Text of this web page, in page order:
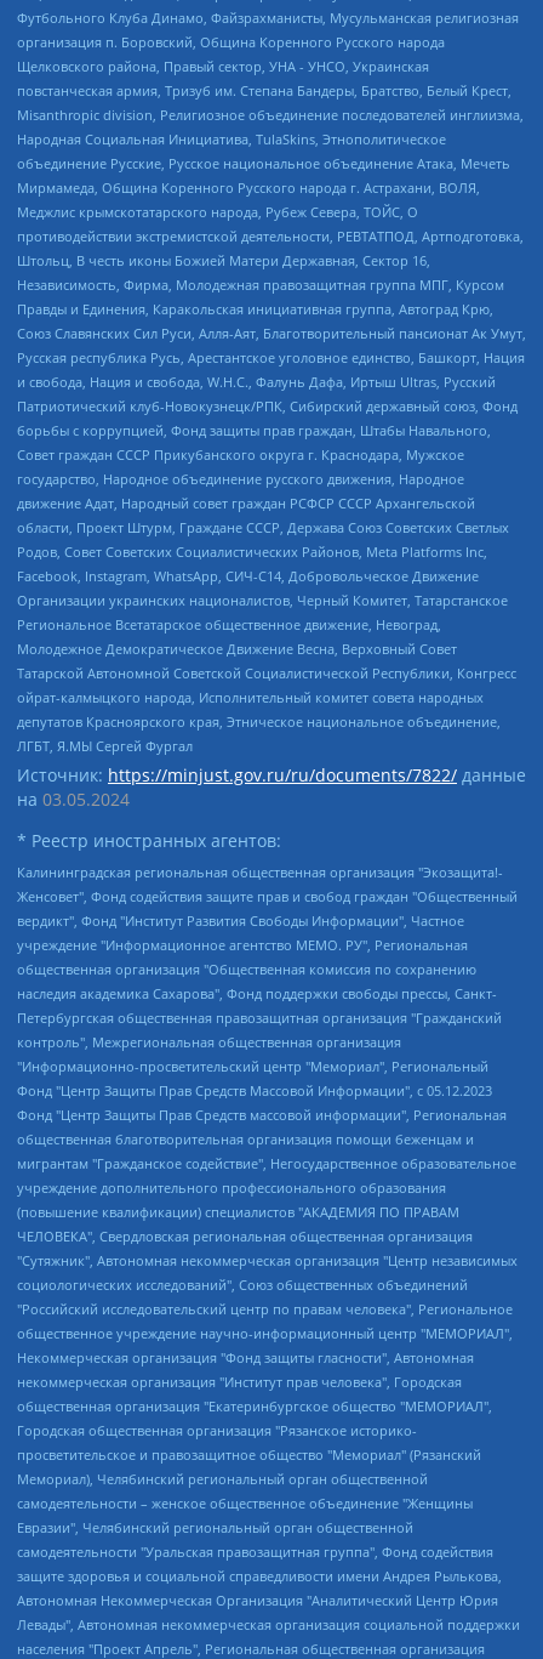
Футбольного Клуба Динамо, Файзрахманисты, Мусульманская религиозная
организация п. Боровский, Община Коренного Русского народа
Щелковского района, Правый сектор, УНА - УНСО, Украинская
повстанческая армия, Тризуб им. Степана Бандеры, Братство, Белый Крест,
Misanthropic division, Религиозное объединение последователей инглиизма,
Народная Социальная Инициатива, TulaSkins, Этнополитическое
объединение Русские, Русское национальное объединение Атака, Мечеть
Мирмамеда, Община Коренного Русского народа г. Астрахани, ВОЛЯ,
Меджлис крымскотатарского народа, Рубеж Севера, ТОЙС, О
противодействии экстремистской деятельности, РЕВТАТПОД, Артподготовка,
Штольц, В честь иконы Божией Матери Державная, Сектор 16,
Независимость, Фирма, Молодежная правозащитная группа МПГ, Курсом
Правды и Единения, Каракольская инициативная группа, Автоград Крю,
Союз Славянских Сил Руси, Алля-Аят, Благотворительный пансионат Ак Умут,
Русская республика Русь, Арестантское уголовное единство, Башкорт, Нация
и свобода, Нация и свобода, W.H.С., Фалунь Дафа, Иртыш Ultras, Русский
Патриотический клуб-Новокузнецк/РПК, Сибирский державный союз, Фонд
борьбы с коррупцией, Фонд защиты прав граждан, Штабы Навального,
Совет граждан СССР Прикубанского округа г. Краснодара, Мужское
государство, Народное объединение русского движения, Народное
движение Адат, Народный совет граждан РСФСР СССР Архангельской
области, Проект Штурм, Граждане СССР, Держава Союз Советских Светлых
Родов, Совет Советских Социалистических Районов, Meta Platforms Inc,
Facebook, Instagram, WhatsApp, СИЧ-С14, Добровольческое Движение
Организации украинских националистов, Черный Комитет, Татарстанское
Региональное Всетатарское общественное движение, Невоград,
Молодежное Демократическое Движение Весна, Верховный Совет
Татарской Автономной Советской Социалистической Республики, Конгресс
ойрат-калмыцкого народа, Исполнительный комитет совета народных
депутатов Красноярского края, Этническое национальное объединение,
ЛГБТ, Я.МЫ Сергей Фургал
Источник: https://minjust.gov.ru/ru/documents/7822/ данные
на 03.05.2024
* Реестр иностранных агентов:
Калининградская региональная общественная организация "Экозащита!-Женсовет", Фонд содействия защите прав и свобод граждан "Общественный вердикт", Фонд "Институт Развития Свободы Информации", Частное учреждение "Информационное агентство МЕМО. РУ", Региональная общественная организация "Общественная комиссия по сохранению наследия академика Сахарова", Фонд поддержки свободы прессы, Санкт-Петербургская общественная правозащитная организация "Гражданский контроль", Межрегиональная общественная организация "Информационно-просветительский центр "Мемориал", Региональный Фонд "Центр Защиты Прав Средств Массовой Информации", с 05.12.2023 Фонд "Центр Защиты Прав Средств массовой информации", Региональная общественная благотворительная организация помощи беженцам и мигрантам "Гражданское содействие", Негосударственное образовательное учреждение дополнительного профессионального образования (повышение квалификации) специалистов "АКАДЕМИЯ ПО ПРАВАМ ЧЕЛОВЕКА", Свердловская региональная общественная организация "Сутяжник", Автономная некоммерческая организация "Центр независимых социологических исследований", Союз общественных объединений "Российский исследовательский центр по правам человека", Региональное общественное учреждение научно-информационный центр "МЕМОРИАЛ", Некоммерческая организация "Фонд защиты гласности", Автономная некоммерческая организация "Институт прав человека", Городская общественная организация "Екатеринбургское общество "МЕМОРИАЛ", Городская общественная организация "Рязанское историко-просветительское и правозащитное общество "Мемориал" (Рязанский Мемориал), Челябинский региональный орган общественной самодеятельности – женское общественное объединение "Женщины Евразии", Челябинский региональный орган общественной самодеятельности "Уральская правозащитная группа", Фонд содействия защите здоровья и социальной справедливости имени Андрея Рылькова, Автономная Некоммерческая Организация "Аналитический Центр Юрия Левады", Автономная некоммерческая организация социальной поддержки населения "Проект Апрель", Региональная общественная организация помощи женщинам и детям, находящимся в кризисной ситуации "Информационно-методический центр "Анна", Фонд содействия развитию массовых коммуникаций и правовому просвещению "Так-так-Так", Фонд содействия устойчивому развитию "Серебряная тайга", Свердловский региональный общественный фонд социальных проектов "Новое время", "Idel.Реалии", Кавказ.Реалии, Крым.Реалии, Телеканал Настоящее Время, Татаро-башкирская служба Радио Свобода (Azatliq Radiosi), Радио Свободная Европа/Радио Свобода (PCE/PC), "Сибирь.Реалии", "Фактограф", Благотворительный фонд помощи осужденным и их семьям, Автономная некоммерческая организация "Институт глобализации и социальных движений", Фонд "В защиту прав заключенных", Частное учреждение "Центр поддержки и содействия развитию средств массовой информации", Пензенский региональный общественный благотворительный фонд "Гражданский союз", "Север.Реалии", Некоммерческая организация Фонд "Правовая инициатива", Общество с ограниченной ответственностью "Радио Свободная Европа/Радио Свобода", Чешское информационное агентство "MEDIUM-ORIENT", Красноярская региональная общественная организация "Мы против СПИДа", Камалягин Денис Николаевич, Маркелов Сергей Евгеньевич, Пономарев Лев Александрович, Савицкая Людмила Алексеевна, Автономная некоммерческая организация "Центр по работе с проблемой насилия "НАСИЛИЮ.НЕТ", Межрегиональный профессиональный союз работников здравоохранения "Альянс врачей", Юридическое лицо, зарегистрированное в Латвийской Республике, SIA "Medusa Project" (регистрационный номер 40103797863, дата регистрации 10.06.2014), Некоммерческая организация "Фонд по борьбе с коррупцией", Автономная некоммерческая организация "Институт права и публичной политики", Баданин Роман Сергеевич, Гликин Максим Александрович, Железнова Мария Михайловна, Лукьянова Юлия Сергеевна, Маетная Елизавета Витальевна, Маняхин Петр Борисович, Чуракова Ольга Владимировна, Ярош Юлия Петровна, Юридическое лицо "The Insider SIA", зарегистрированное в Риге, Латвийская Республика (дата регистрации 26.06.2015), являющееся администратором доменного имени интернет-издания "The Insider SIA", https://theins.ru, Постернак Алексей Евгеньевич, Рубин Михаил Аркадьевич, Анин Роман Александрович, Юридическое лицо Istories fonds, зарегистрированное в Латвийской Республике (регистрационный номер 50008295751, дата регистрации 24.02.2020), Великовский Дмитрий Александрович, Долинина Ирина Николаевна, Мароховская Алеся Алексеевна, Шлейнов Роман Юрьевич, Шмагун Олеся Валентиновна, Общество с ограниченной ответственностью "Альтаир 2021", Общество с ограниченной ответственностью "Вега 2021", Общество с ограниченной ответственностью "Главный редактор 2021", Общество с ограниченной ответственностью "Ромашки монолит", Важенков Артем Валерьевич, Ивановская областная общественная организация "Центр гендерных исследований", Гурман Юрий Альбертович, Медиапроект "ОВД-Инфо", Егоров Владимир Владимирович, Жилинский Владимир Александрович, Общество с ограниченной ответственностью "ЗП", Иванова София Юрьевна, Карезина Инна Павловна, Кильтау Екатерина Викторовна, Петров Алексей Викторович, Пискунов Сергей Евгеньевич, Смирнов Сергей Сергеевич, Тихонов Михаил Сергеевич, Общество с ограниченной ответственностью "ЖУРНАЛИСТ-ИНОСТРАННЫЙ АГЕНТ", Арапова Галина Юрьевна, Вольтская Татьяна Анатольевна, Американская компания "Mason G.E.S. Anonymous Foundation" (США), являющаяся владельцем интернет-издания https://mnews.world/, Компания "Stichting Bellingcat", зарегистрированная в Нидерландах (дата регистрации 11.07.2018), Захаров Андрей Вячеславович, Клепиковская Екатерина Дмитриевна, Общество с ограниченной ответственностью "МЕМО", Перл Роман Александрович, Симонов Евгений Алексеевич, Соловьева Елена Анатольевна, Сотников Даниил Владимирович, Сурначева Елизавета Дмитриевна, Автономная некоммерческая организация по защите прав человека и информированию населения "Якутия – Наше Мнение", Общество с ограниченной ответственностью "Москоу диджитал медиа", с 26.01.2023 Общество с ограниченной ответственностью "Чайка Белые сады", Ветошкина Валерия Валерьевна, Заговора Максим Александрович, Межрегиональное общественное движение "Российская ЛГБТ - сеть", Оленичев Максим Владимирович, Павлов Иван Юрьевич, Скворцова Елена Сергеевна, Общество с ограниченной ответственностью "Как бы инагент", Кочетков Игорь Викторович, Общество с ограниченной ответственностью "Честные выборы", Еланчик Олег Александрович, Общество с ограниченной ответственностью "Нобелевский призыв", Гималова Регина Эмилевна, Григорьев Андрей Валерьевич, Григорьева Алина Александровна, Ассоциация по содействию защите прав призывников, альтернативнослужащих и военнослужащих "Правозащитная группа "Гражданин.Армия.Право", Хисамова Регина Фаритовна, Автономная некоммерческая организация по реализации социально-правовых программ "Лилит", Дальневосточное общественное движение "Маяк", Санкт-Петербургская ЛГБТ-инициативная группа "Выход", Инициативная группа ЛГБТ+ "Реверс", Алексеев Андрей Викторович, Бекбулатова Таисия Львовна, Беляев Иван Михайлович, Владыкина Елена Сергеевна, Гельман Марат Александрович, Никульшина Вероника Юрьевна, Толоконникова Надежда Андреевна, Шендерович Виктор Анатольевич, Общество с ограниченной ответственностью "Данное сообщение", Общество с ограниченной ответственностью Издательский дом "Новая глава", Айнбиндер Александра Александровна, Московский комьюнити-центр для ЛГБТ+инициатив, Благотворительный фонд развития филантропии, Deutsche Welle (Германия, Kurt-Schumacher-Strasse 3, 53113 Bonn), Борзунова Мария Михайловна, Воробьев Виктор Викторович, Голубева Анна Львовна, Константинова Алла Михайловна, Малкова Ирина Владимировна, Мурадов Мурад Абдулгалимович, Осетинская Елизавета Николаевна, Понасенков Евгений Николаевич, Ганапольский Матвей Юрьевич, Киселев Евгений Алексеевич, Борухович Ирина Григорьевна, Дремин Иван Тимофеевич, Дубровский Дмитрий Викторович, Красноярская региональная общественная организация поддержки и развития альтернативных образовательных технологий и межкультурных коммуникаций "ИНТЕРРА", Маяковская Екатерина Алексеевна, Фейгин Марк Захарович, Филимонов Андрей Викторович, Дзугкоева Регина Николаевна, Доброхотов Роман Александрович, Дудь Юрий Александрович, Елкин Сергей Владимирович, Кругликов Кирилл Игоревич, Сабунаева Мария Леонидовна, Семенов Алексей Владимирович, Шаинян Карен Багратович, Шульман Екатерина Михайловна, Асафьев Артур Валерьевич, Вахштайн Виктор Семенович, Венедиктов Алексей Алексеевич, Лушникова Екатерина Евгеньевна, Волков Леонид Михайлович, Невзоров Александр Глебович, Пархоменко Сергей Борисович, Сироткин Ярослав Николаевич, Кара-Мурза Владимир Владимирович, Баранова Наталья Владимировна, Гозман Леонид Яковлевич, Кагарлицкий Борис Юльевич, Климарев Михаил Валерьевич, Милов Владимир Станиславович, Автономная некоммерческая организация Краснодарский центр современного искусства "Типография", Моргенштерн Алишер Тагирович, Соболь Любовь Эдуардовна, Общество с ограниченной ответственностью "ЛИЗА НОРМ", Каспаров Гарри Кимович, Ходорковский Михаил Борисович, Общество с ограниченной ответственностью "Апрельские тезисы", Данилович Ирина Брониславовна, Кашин Олег Владимирович, Петров Николай Владимирович, Пивоваров Алексей Владимирович, Соколов Михаил Владимирович, Цветкова Юлия Владимировна, Чичваркин Евгений Александрович, Комитет против пыток/Команда против пыток, Общество с ограниченной ответственностью "Первый научный", Общество с ограниченной ответственностью "Вертолет и ко", Белоцерковская Вероника Борисовна, Кац Максим Евгеньевич, Лазарева Татьяна Юрьевна, Шаведдинов Руслан Табризович, Яшин Илья Валерьевич, Общество с ограниченной ответственностью "Иноагент ААВ", Алешковский Дмитрий Петрович, Альбац Евгения Марковна, Быков Дмитрий Львович, Галямина Юлия Евгеньевна, Лойко Сергей Леонидович, Мартынов Кирилл Константинович, Медведев Сергей Александрович, Крашенинников Федор Геннадиевич, Гордеева Катерина Вл